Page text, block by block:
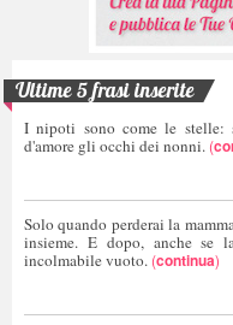
Ultime 5 frasi inserite
I nipoti sono come le stelle:
d'amore gli occhi dei nonni. (
Solo quando perderai la
insieme. E dopo, anche se
incolmabile vuoto. (continua)